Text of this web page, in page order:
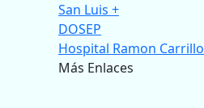
San Luis +
DOSEP
Hospital Ramon Carrillo
Más Enlaces